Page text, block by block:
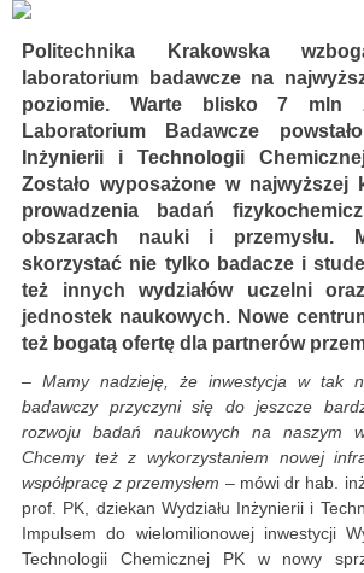
Politechnika Krakowska
laboratorium badawcze na
poziomie. Warte blisko 7 mln
Laboratorium Badawcze
Inżynierii i Technologii
Zostało wyposażone w najwyższej
prowadzenia badań
obszarach nauki i przemysłu.
skorzystać nie tylko badacze i
też innych wydziałów uczelni
jednostek naukowych. Nowe
też bogatą ofertę dla partnerów
– Mamy nadzieję, że inwestycja w tak
badawczy przyczyni się do jeszcze
rozwoju badań naukowych na naszym
Chcemy też z wykorzystaniem nowej
współpracę z przemysłem –mówi dr hab.
prof. PK, dziekan Wydziału Inżynierii i
Impulsem do wielomilionowej inwestycji
Technologii Chemicznej PK w nowy